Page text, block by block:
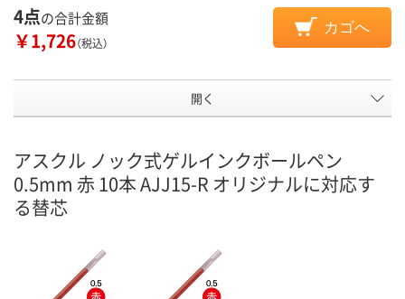
4点の合計金額
￥1,726（税込）
カゴへ
開く
アスクル ノック式ゲルインクボールペン
0.5mm 赤 10本 AJJ15-R オリジナルに対応す
る替芯